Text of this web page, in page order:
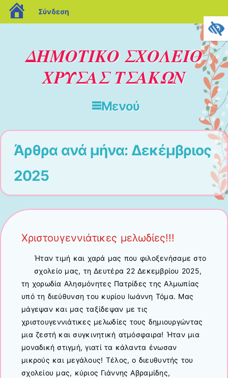
ΔΗΜΟΤΙΚΟ ΣΧΟΛΕΙΟ
ΧΡΥΣΑΣ ΤΣΑΚΩΝ
Μενού
Άρθρα ανά μήνα: Δεκέμβριος
2025
Χριστουγεννιάτικες μελωδίες!!!
Ήταν τιμή και χαρά μας που φιλοξενήσαμε στο
σχολείο μας, τη Δευτέρα 22 Δεκεμβρίου 2025,
τη χορωδία Αλησμόνητες Πατρίδες της Αλμωπίας
υπό τη διεύθυνση του κυρίου Ιωάννη Τόμα. Μας
μάγεψαν και μας ταξίδεψαν με τις
χριστουγεννιάτικες μελωδίες τους δημιουργώντας
μια ζεστή και συγκινητική ατμόσφαιρα! Ήταν μια
μοναδική στιγμή, γιατί τα κάλαντα ένωσαν
μικρούς και μεγάλους! Τέλος, ο διευθυντής του
σχολείου μας, κύριος Γιάννης Αβραμίδης,
blogs.sch.gr
Σύνδεση